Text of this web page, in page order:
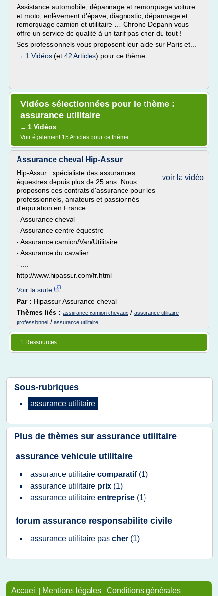
Assistance automobile, dépannage et remorquage voiture
et moto, enlèvement d'épave, diagnostic, dépannage et
remorquage camion et utilitaire … Chrono Depann vous
offre un service de qualité à un tarif pas cher du tout !
Ses professionnels vous proposent leur aide sur Paris et...
→ 1 Vidéos (et 42 Articles) pour ce thème
Vidéos sélectionnées pour le thème :
assurance utilitaire
→ 1 Vidéos
Voir également 15 Articles pour ce thème
Assurance cheval Hip-Assur
voir la vidéo
Hip-Assur : spécialiste des assurances
équestres depuis plus de 25 ans. Nous
proposons des contrats d'assurance pour les
professionnels, amateurs et passionnés
d'équitation en France :
- Assurance cheval
- Assurance centre équestre
- Assurance camion/Van/Utilitaire
- Assurance du cavalier
- ....
http://www.hipassur.com/fr.html
Voir la suite
Par : Hipassur Assurance cheval
Thèmes liés : assurance camion chevaux / assurance utilitaire
professionnel / assurance utilitaire
1 Ressources
Sous-rubriques
assurance utilitaire
Plus de thèmes sur assurance utilitaire
assurance vehicule utilitaire
assurance utilitaire comparatif (1)
assurance utilitaire prix (1)
assurance utilitaire entreprise (1)
forum assurance responsabilite civile
assurance utilitaire pas cher (1)
Accueil | Mentions légales | Conditions générales